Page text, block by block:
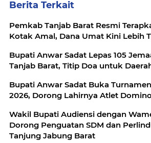
Berita Terkait
Pemkab Tanjab Barat Resmi
Kotak Amal, Dana Umat Kini Lebih
Bupati Anwar Sadat Lepas 105
Tanjab Barat, Titip Doa untuk
Bupati Anwar Sadat Buka
2026, Dorong Lahirnya Atlet
‎Wakil Bupati Audiensi dengan
Dorong Penguatan SDM dan